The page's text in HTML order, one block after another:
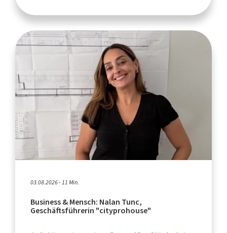
03.08.2026 - 11 Min.
Business & Mensch: Nalan Tunc,
Geschäftsführerin "cityprohouse"